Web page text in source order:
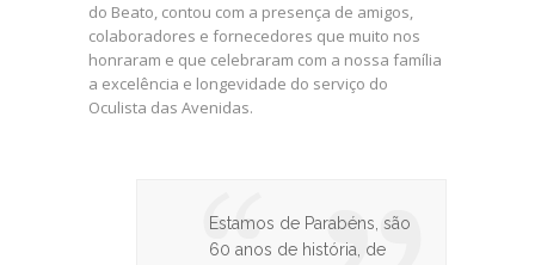
do Beato, contou com a presença de amigos,
colaboradores e fornecedores que muito nos
honraram e que celebraram com a nossa família
a excelência e longevidade do serviço do
Oculista das Avenidas.
Estamos de Parabéns, são
60 anos de história, de